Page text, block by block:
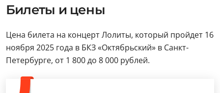
Билеты и цены
Цена билета на концерт Лолиты, который пройдет 16
ноября 2025 года в БКЗ «Октябрьский» в Санкт-
Петербурге, от 1 800 до 8 000 рублей.